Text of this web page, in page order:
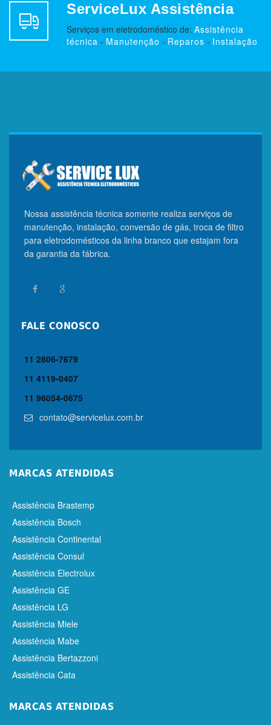
ServiceLux Assistência
Serviços em eletrodoméstico de: Assistência
técnica - Manutenção - Reparos - Instalação
Nossa assistência técnica somente realiza serviços de
manutenção, instalação, conversão de gás, troca de filtro
para eletrodomésticos da linha branco que estajam fora
da garantia da fábrica.
FALE CONOSCO
11 2806-7679
11 4119-0407
11 96054-0675
contato@servicelux.com.br
MARCAS ATENDIDAS
Assistência Brastemp
Assistência Bosch
Assistência Continental
Assistência Consul
Assistência Electrolux
Assistência GE
Assistência LG
Assistência Miele
Assistência Mabe
Assistência Bertazzoni
Assistência Cata
MARCAS ATENDIDAS